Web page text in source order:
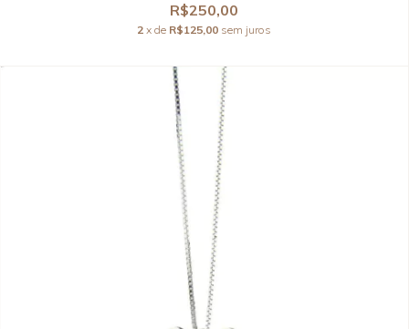
R$250,00
2 x de R$125,00 sem juros